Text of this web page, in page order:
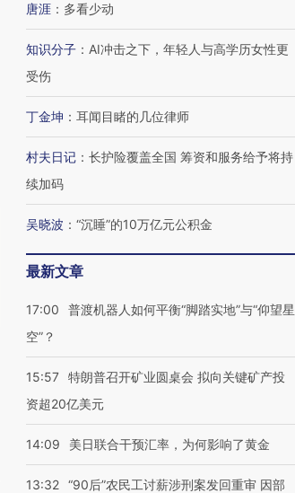
唐涯 ： 多看少动
知识分子 ： AI冲击之下，年轻人与高学历女性更
受伤
丁金坤 ： 耳闻目睹的几位律师
村夫日记 ： 长护险覆盖全国 筹资和服务给予将持
续加码
吴晓波 ： “沉睡”的10万亿元公积金
最新文章
17:00
普渡机器人如何平衡“脚踏实地”与“仰望星
空”？
15:57 特朗普召开矿业圆桌会 拟向关键矿产投
资超20亿美元
14:09 美日联合干预汇率，为何影响了黄金
13:32 “90后”农民工讨薪涉刑案发回重审 因部